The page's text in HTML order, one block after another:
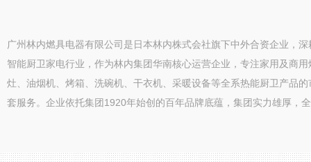
广州林内燃具电器有限公司是日本林内株式会社旗下中外合资企业，
智能厨卫家电行业，作为林内集团华南核心运营企业，专注家用及商
灶、油烟机、烤箱、洗碗机、干衣机、采暖设备等全系热能厨卫产品
套服务。企业依托集团1920年始创的百年品牌底蕴，集团实力雄厚，